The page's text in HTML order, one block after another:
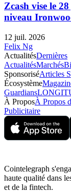
Zcash vise le
niveau
12 juil. 2026
Felix Ng
ActualitésDernières
ActualitésMarchés
SponsoriséArticles
Écosystème
Guardians
À ProposÀ Propos
Publicitaire
Cointelegraph
haute qualité dans
et de la fintech.